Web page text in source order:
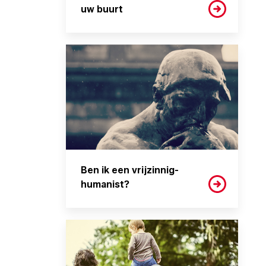
uw buurt
Ben ik een vrijzinnig-
humanist?